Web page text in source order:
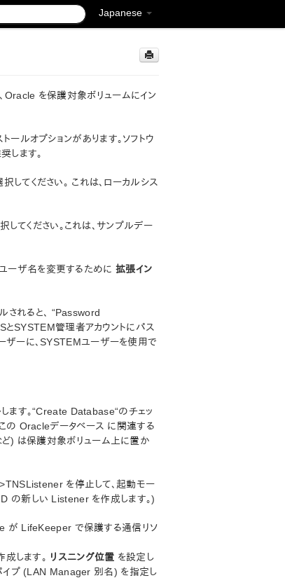
Japanese
Oracle を保護対象ボリュームにイン
ルオプションがあります。ソフトウ
します。
てください。 これは、ローカルシス
てください。これは、サンプルデー
ーザ名を変更するために 拡張イン
されると、 “Password
SYSTEM管理者アカウントにパス
ザーに、SYSTEMユーザーを使用で
ます。“Create Database“のチェッ
の Oracleデータベース に関連する
ど) は保護対象ボリューム上に置か
を停止して、起動モー
の新しい Listener を作成します。)
が LifeKeeper で保護する通信リソ
します。 リスニング位置 を設定し
イプ (LAN Manager 別名) を指定し